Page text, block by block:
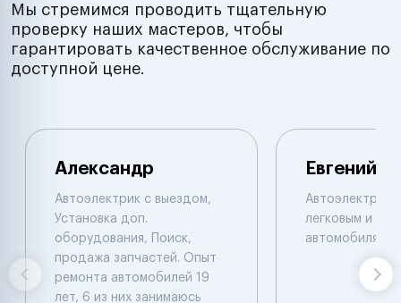
Мы стремимся проводить тщательную
проверку наших мастеров, чтобы
гарантировать качественное обслуживание по
доступной цене.
Александр
Автоэлектрик с выездом,
Установка доп.
оборудования, Поиск,
продажа запчастей. Опыт
ремонта автомобилей 19
лет, 6 из них занимаюсь
Евгений
Автоэлектрик
легковым и
автомобилям.